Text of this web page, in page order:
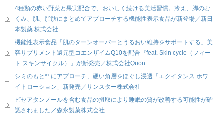
4種類の赤い野菜と果実配合で、おいしく続ける美活習慣。冷え、脚のむ
くみ、肌、脂肪にまとめてアプローチする機能性表示食品が新登場／新日
本製薬 株式会社
機能性表示食品「肌のターンオーバーとうるおい維持をサポートする」美
容サプリメント還元型コエンザイムQ10を配合『feat. Skin cycle（フィー
ト スキンサイクル）』が新発売／株式会社Quon
シミのもと*¹ にアプローチ、硬い角層をほぐし浸透「エクイタンス ホワ
イトローション」新発売／サンスター株式会社
ピセアタンノールを含む食品の摂取により睡眠の質が改善する可能性が確
認されました／森永製菓株式会社